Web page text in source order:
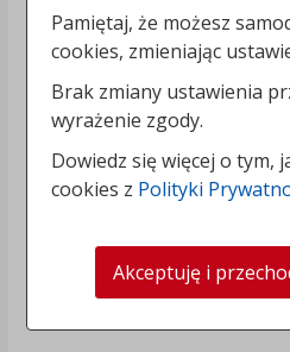
Pamiętaj, że możesz
cookies, zmieniając
Brak zmiany ustawienia
wyrażenie zgody.
Dowiedz się więcej o tym,
cookies z Polityki
Akceptuję i